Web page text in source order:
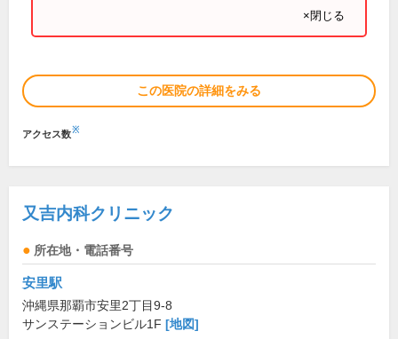
×閉じる
この医院の詳細をみる
アクセス数※
又吉内科クリニック
所在地・電話番号
安里駅
沖縄県那覇市安里2丁目9-8
サンステーションビル1F [地図]